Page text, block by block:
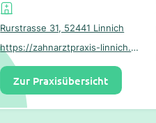
Rurstrasse 31, 52441 Linnich
https://zahnarztpraxis-linnich.de/
Zur Praxisübersicht